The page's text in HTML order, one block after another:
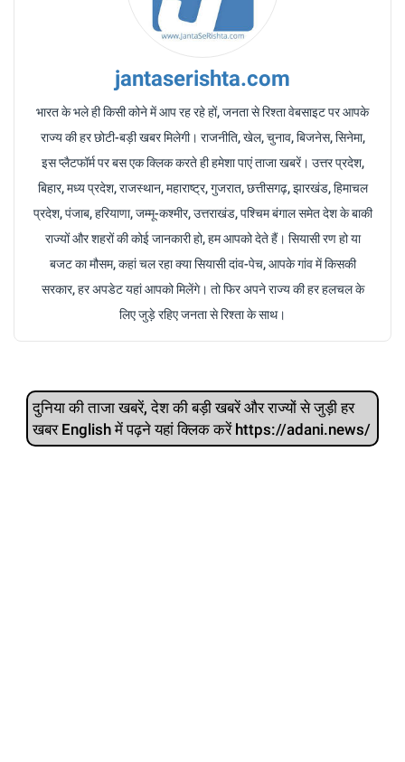
jantaserishta.com
भारत के भले ही किसी कोने में आप रह रहे हों, जनता से रिश्ता वेबसाइट पर आपके
राज्य की हर छोटी-बड़ी खबर मिलेगी। राजनीति, खेल, चुनाव, बिजनेस, सिनेमा,
इस प्लैटफॉर्म पर बस एक क्लिक करते ही हमेशा पाएं ताजा खबरें। उत्तर प्रदेश,
बिहार, मध्य प्रदेश, राजस्थान, महाराष्ट्र, गुजरात, छत्तीसगढ़, झारखंड, हिमाचल
प्रदेश, पंजाब, हरियाणा, जम्मू-कश्मीर, उत्तराखंड, पश्चिम बंगाल समेत देश के बाकी
राज्यों और शहरों की कोई जानकारी हो, हम आपको देते हैं। सियासी रण हो या
बजट का मौसम, कहां चल रहा क्या सियासी दांव-पेच, आपके गांव में किसकी
सरकार, हर अपडेट यहां आपको मिलेंगे। तो फिर अपने राज्य की हर हलचल के
लिए जुड़े रहिए जनता से रिश्ता के साथ।
दुनिया की ताजा खबरें, देश की बड़ी खबरें और राज्‍यों से जुड़ी हर
खबर English में पढ़ने यहां क्लिक करें https://adani.news/